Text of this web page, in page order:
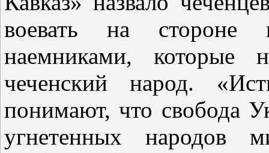
воевать на стороне
наемниками, которые
чеченский народ.
понимают, что свобода
угнетенных народов